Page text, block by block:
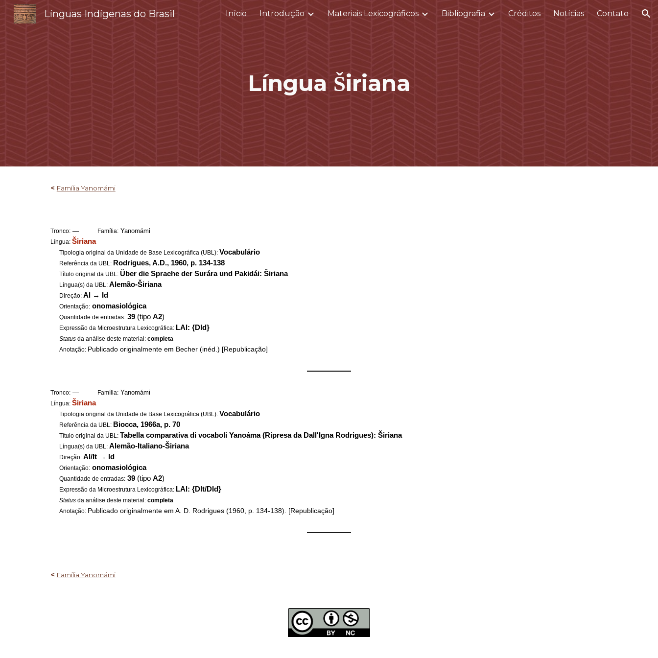
Skip to main content Skip to navigation
Línguas Indígenas do Brasil Início Introdução Materiais Lexicográficos Bibliografia Créditos Notícias Contato
Língua Širiana
< Família Yanomámi
Tronco:— Família:Yanomámi
Língua: Širiana
Tipologia original da Unidade de Base Lexicográfica (UBL): Vocabulário
Referência da UBL: Rodrigues, A.D., 1960, p. 134-138
Título original da UBL:Über die Sprache der Surára und Pakidái: Širiana
Língua(s) da UBL:Alemão-Širiana
Direção:Al → Id
Orientação: onomasiológica
Quantidade de entradas: 39 (tipoA2)
Expressão da Microestrutura Lexicográfica: LAl: {DId}
Status da análise deste material:completa
Anotação: Publicado originalmente em Becher (inéd.) [Republicação]
——————
Tronco:— Família:Yanomámi
Língua: Širiana
Tipologia original da Unidade de Base Lexicográfica (UBL): Vocabulário
Referência da UBL: Biocca, 1966a, p. 70
Título original da UBL: Tabella comparativa di vocaboli Yanoáma (Ripresa da Dall'Igna Rodrigues): Širiana
Língua(s) da UBL:Alemão-Italiano-Širiana
Direção:Al/It → Id
Orientação: onomasiológica
Quantidade de entradas: 39 (tipoA2)
Expressão da Microestrutura Lexicográfica: LAl: {DIt/DId}
Status da análise deste material:completa
Anotação: Publicado originalmente em A. D. Rodrigues (1960, p. 134-138). [Republicação]
——————
< Família Yanomámi